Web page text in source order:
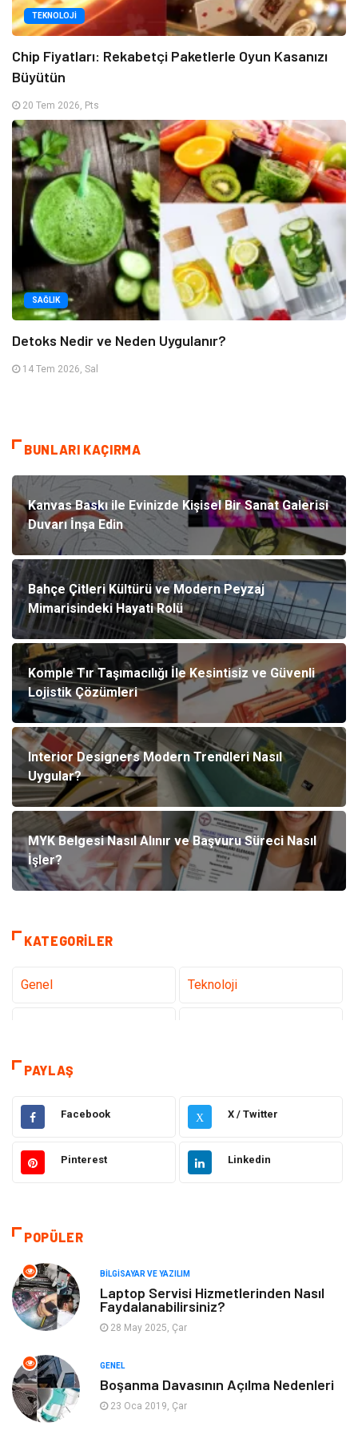
TEKNOLOJI
Chip Fiyatları: Rekabetçi Paketlerle Oyun Kasanızı
Büyütün
20 Tem 2026, Pts
SAĞLIK
Detoks Nedir ve Neden Uygulanır?
14 Tem 2026, Sal
BUNLARI KAÇIRMA
Kanvas Baskı ile Evinizde Kişisel Bir Sanat Galerisi
Duvarı İnşa Edin
Bahçe Çitleri Kültürü ve Modern Peyzaj
Mimarisindeki Hayati Rolü
Komple Tır Taşımacılığı İle Kesintisiz ve Güvenli
Lojistik Çözümleri
Interior Designers Modern Trendleri Nasıl
Uygular?
MYK Belgesi Nasıl Alınır ve Başvuru Süreci Nasıl
İşler?
KATEGORILER
Genel Teknoloji
Dekorasyon
Elektrik Elektronik Ulaşım ve Taşımacılık
Gıda Eğitim & Kariyer
Hukuk
Giyim Turizm
Otomotiv Eğitim Kurumları
Yapı İnşaat
Emlak Maden ve Metal
PAYLAŞ
Facebook X X / Twitter
Pinterest Linkedin
POPÜLER
BILGISAYAR VE YAZILIM
Laptop Servisi Hizmetlerinden Nasıl
Faydalanabilirsiniz?
28 May 2025, Çar
GENEL
Boşanma Davasının Açılma Nedenleri
23 Oca 2019, Çar